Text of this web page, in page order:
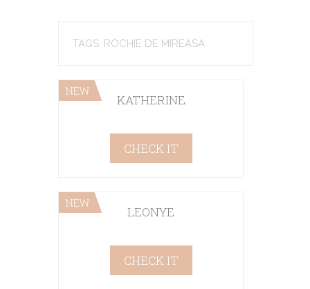
TAGS: ROCHIE DE MIREASA
NEW
KATHERINE
CHECK IT
NEW
LEONYE
CHECK IT